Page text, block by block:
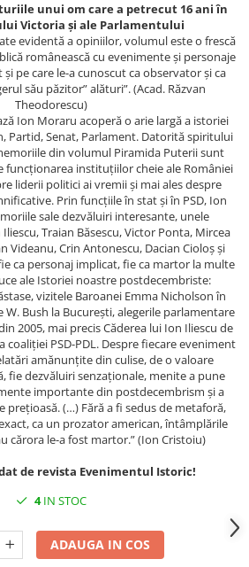
unui om care a petrecut 16 ani în
Victoria și ale Parlamentului
evidentă a opiniilor, volumul este o frescă
românească cu evenimente şi personaje
pe care le-a cunoscut ca observator şi ca
său păzitor” alături”. (Acad. Răzvan
Theodorescu)
Ion Moraru acoperă o arie largă a istoriei
Partid, Senat, Parlament. Datorită spiritului
din volumul Piramida Puterii sunt
funcționarea instituțiilor cheie ale României
liderii politici ai vremii și mai ales despre
Prin funcțiile în stat și în PSD, Ion
sale dezvăluiri interesante, unele
Traian Băsescu, Victor Ponta, Mircea
Videanu, Crin Antonescu, Dacian Cioloș și
ca personaj implicat, fie ca martor la multe
ale Istoriei noastre postdecembriste:
vizitele Baroanei Emma Nicholson în
W. Bush la București, alegerile parlamentare
2005, mai precis Căderea lui Ion Iliescu de
coaliției PSD-PDL. Despre fiecare eveniment
amănunțite din culise, de o valoare
fie dezvăluiri senzaționale, menite a pune
importante din postdecembrism și a
prețioasă. (…) Fără a fi sedus de metaforă,
ca un prozator american, întâmplările
cărora le-a fost martor.” (Ion Cristoiu)
de revista Evenimentul Istoric!
4IN STOC
ADAUGA IN COS